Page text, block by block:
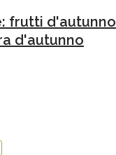
frutti d'autunno
d'autunno